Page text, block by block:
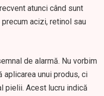
atunci când sunt
acizi, retinol sau
de alarmă. Nu vorbim
unui produs, ci
pielii. Acest lucru indică